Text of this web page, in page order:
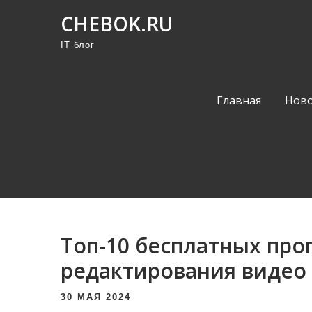
CHEBOK.RU
IT блог
Главная
Топ-10 бесплатных
редактирования видео
30 МАЯ 2024